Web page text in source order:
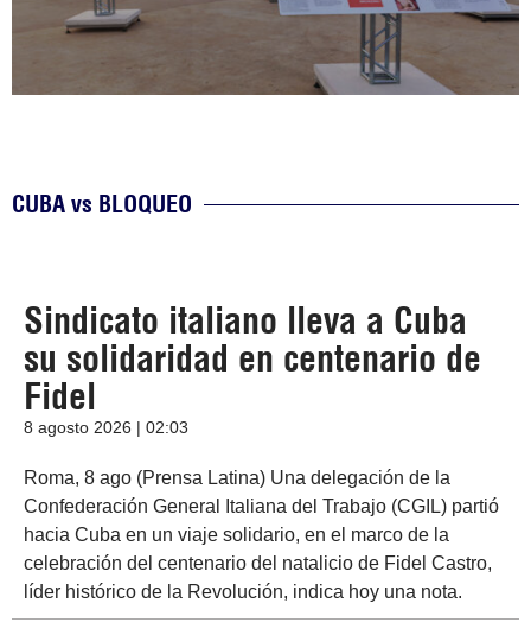
CUBA vs BLOQUEO
Sindicato italiano lleva a Cuba
su solidaridad en centenario de
Fidel
8 agosto 2026 | 02:03
Roma, 8 ago (Prensa Latina) Una delegación de la
Confederación General Italiana del Trabajo (CGIL) partió
hacia Cuba en un viaje solidario, en el marco de la
celebración del centenario del natalicio de Fidel Castro,
líder histórico de la Revolución, indica hoy una nota.